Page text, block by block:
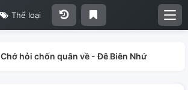
Thể loại
Chớ hỏi chốn quân về - Đê Biên Nhứ